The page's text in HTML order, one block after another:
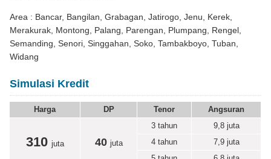
Area : Bancar, Bangilan, Grabagan, Jatirogo, Jenu, Kerek,
Merakurak, Montong, Palang, Parengan, Plumpang, Rengel,
Semanding, Senori, Singgahan, Soko, Tambakboyo, Tuban,
Widang
Simulasi Kredit
Harga DP Tenor Angsuran
310 juta 40 juta
3 tahun 9,8 juta
4 tahun
7,9 juta